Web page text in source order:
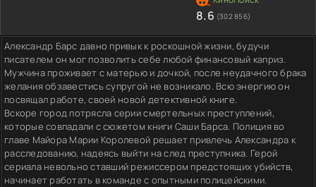
8.6 (302 856)
Александр Барс давно привык к роскошной жизни, будучи
писателем он мог позволить себе любой финансовый каприз.
Мужчина проживает с матерью и дочкой, после неудачного брака
желания обзавестись супругой не возникало. Всю энергию он
посвящал работе, своей новой детективной книге.
Вскоре город потрясла серии смертельных преступлений,
которые совпадали с сюжетом книги Саши Барса. Полиция во
главе Майора Марии Королевой решает привлечь Александра к
расследованию, надеясь выйти на след преступника. Герой
сериала невольно ставший режиссером предстоящих убийств,
начинает работать в команде с опытными полицейскими.